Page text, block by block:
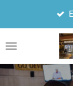
principal